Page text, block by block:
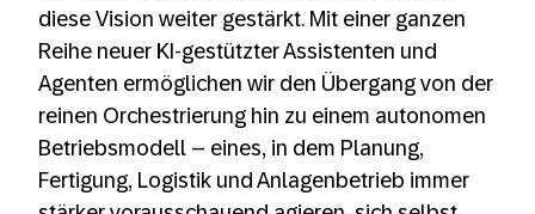
diese Vision weiter gestärkt. Mit einer ganzen
Reihe neuer KI-gestützter Assistenten und
Agenten ermöglichen wir den Übergang von der
reinen Orchestrierung hin zu einem autonomen
Betriebsmodell – eines, in dem Planung,
Fertigung, Logistik und Anlagenbetrieb immer